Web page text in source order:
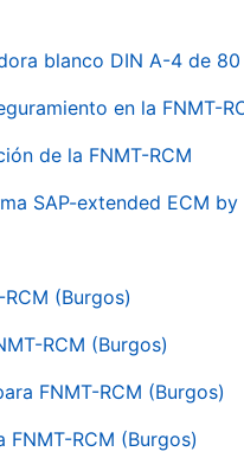
blanco DIN A-4 de 80
en la FNMT-
de la FNMT-RCM
SAP-extended ECM by
(Burgos)
RCM (Burgos)
FNMT-RCM (Burgos)
RCM (Burgos)